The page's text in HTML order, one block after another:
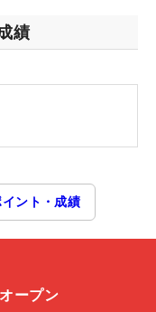
績
イント・成績
ープン